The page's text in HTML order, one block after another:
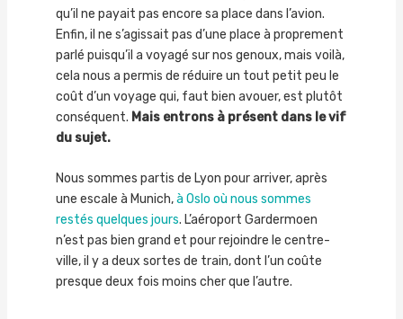
qu’il ne payait pas encore sa place dans l’avion.
Enfin, il ne s’agissait pas d’une place à proprement
parlé puisqu’il a voyagé sur nos genoux, mais voilà,
cela nous a permis de réduire un tout petit peu le
coût d’un voyage qui, faut bien avouer, est plutôt
conséquent. Mais entrons à présent dans le vif
du sujet.
Nous sommes partis de Lyon pour arriver, après
une escale à Munich,à Oslo où nous sommes
restés quelques jours. L’aéroport Gardermoen
n’est pas bien grand et pour rejoindre le centre-
ville, il y a deux sortes de train, dont l’un coûte
presque deux fois moins cher que l’autre.